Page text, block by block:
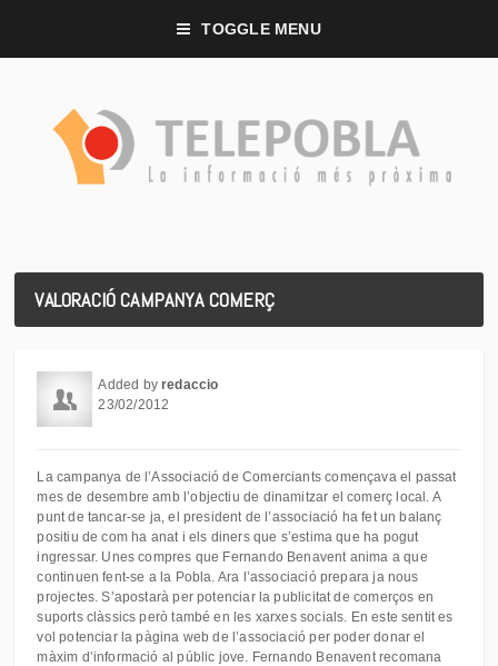
TOGGLE MENU
VALORACIÓ CAMPANYA COMERÇ
Added byredaccio
23/02/2012
La campanya de l’Associació de Comerciants començava el passat
mes de desembre amb l’objectiu de dinamitzar el comerç local. A
punt de tancar-se ja, el president de l’associació ha fet un balanç
positiu de com ha anat i els diners que s’estima que ha pogut
ingressar. Unes compres que Fernando Benavent anima a que
continuen fent-se a la Pobla. Ara l’associació prepara ja nous
projectes. S’apostarà per potenciar la publicitat de comerços en
suports clàssics però també en les xarxes socials. En este sentit es
vol potenciar la pàgina web de l’associació per poder donar el
màxim d’informació al públic jove. Fernando Benavent recomana